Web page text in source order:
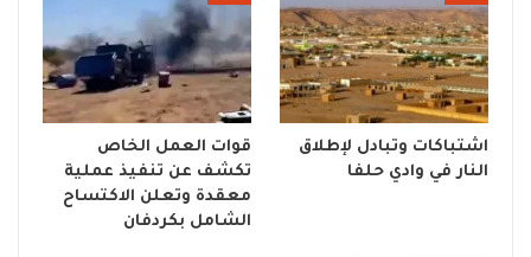
اشتباكات وتبادل لإطلاق
النار في وادي حلفا
قوات العمل الخاص
تكشف عن تنفيذ عملية
معقدة وتعلن الاكتساح
الشامل بكردفان